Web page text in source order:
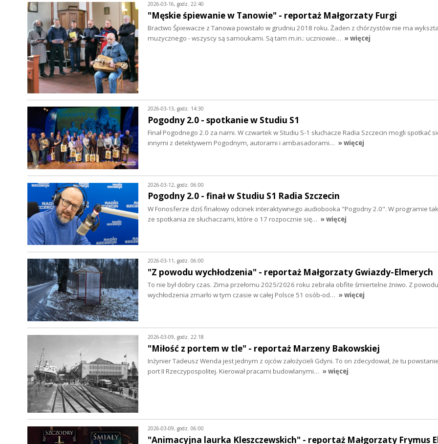
2026-03-16, godz. 22:40
"Męskie śpiewanie w Tanowie" - reportaż Małgorzaty Furgi
Bractwo Śpiewacze z Tanowa powstało w grudniu 2018 roku. Żaden z chórzystów nie ma
muzycznego - wszyscy są samoukami. Są tam m.in.: uczniowie… » więcej
2026-03-13, godz. 14:30
Pogodny 2.0 - spotkanie w Studiu S1
Finał Pogodnego 2.0 za nami. W czwartek w Studiu S-1 słuchacze Radia Szczecin mogli spotkać
innymi z detektywem Pogodnym, autorami i ambasadorami… » więcej
2026-03-12, godz. 06:00
Pogodny 2.0 - finał w Studiu S1 Radia Szczecin
W Fonosferze dziś finałowy odcinek interaktywnego audiobooka "Pogodny 2.0". W programie
ze spotkania ze słuchaczami, które o 17 rozpocznie się… » więcej
2026-03-11, godz. 06:00
"Z powodu wychłodzenia" - reportaż Małgorzaty Gwiazdy-Elmerych
To nie był dobry czas. Zima przełomu 2025/2026 roku zebrała obfite śmiertelne żniwo. Z powodu
wychłodzenia zmarło w tym czasie w całej Polsce 51 osób-od… » więcej
2026-03-09, godz. 22:18
"Miłość z portem w tle" - reportaż Marzeny Bakowskiej
Inżynier Tadeusz Wenda jest jednym z ojców założycieli Gdyni. To on zdecydował, że tu
port II Rzeczypospolitej. Kierował pracami budowlanymi… » więcej
2026-03-09, godz. 06:00
"Animacyjna laurka Kleszczewskich" - reportaż Małgorzaty Frymus